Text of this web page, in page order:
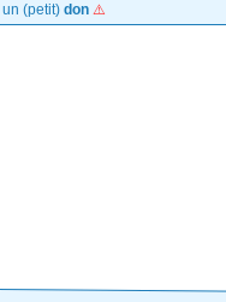
un (petit) don ⚠️